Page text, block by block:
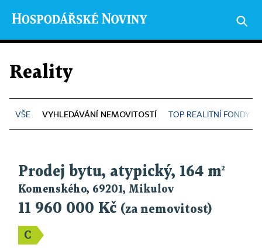
Reality
VYHLEDÁVÁNÍ NEMOVITOSTÍ TOP REALITNÍ FONDY
Prodej bytu, atypický, 164 m2
Komenského, 69201, Mikulov
11 960 000 Kč (za nemovitost)
C